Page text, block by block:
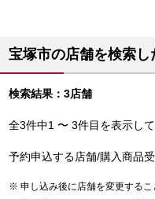
宝塚市の店舗を検索
検索結果：3店舗
全3件中1 〜 3件目を表示し
予約申込する店舗/購入商品
申し込み後に店舗を変更するこ